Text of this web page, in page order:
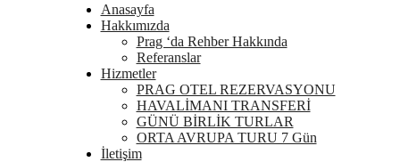
Anasayfa
Hakkımızda
Prag ‘da Rehber Hakkında
Referanslar
Hizmetler
PRAG OTEL REZERVASYONU
HAVALİMANI TRANSFERİ
GÜNÜ BİRLİK TURLAR
ORTA AVRUPA TURU 7 Gün
İletişim